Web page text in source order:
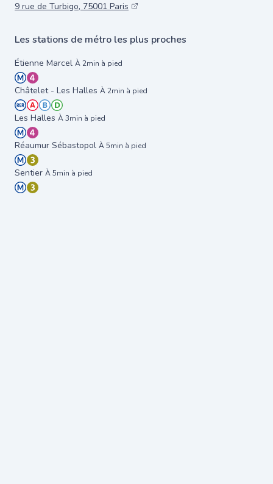
9 rue de Turbigo, 75001 Paris
Les stations de métro les plus proches
Étienne Marcel À 2min à pied
Châtelet - Les Halles À 2min à pied
Les Halles À 3min à pied
Réaumur Sébastopol À 5min à pied
Sentier À 5min à pied